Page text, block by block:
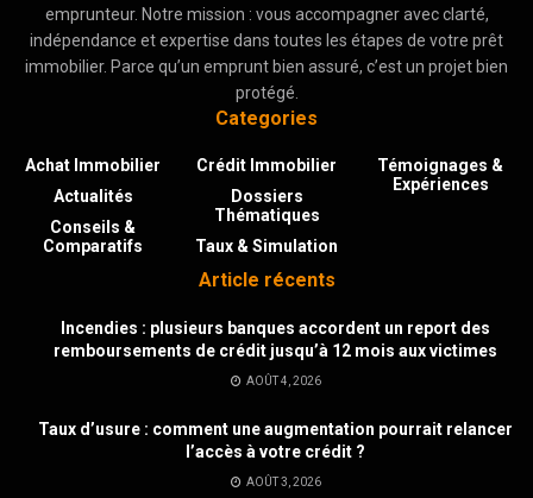
emprunteur. Notre mission : vous accompagner avec clarté,
indépendance et expertise dans toutes les étapes de votre prêt
immobilier. Parce qu’un emprunt bien assuré, c’est un projet bien
protégé.
Categories
Achat Immobilier
Actualités
Conseils &
Comparatifs
Crédit Immobilier
Dossiers
Thématiques
Taux & Simulation
Témoignages &
Expériences
Article récents
Incendies : plusieurs banques accordent un report des
remboursements de crédit jusqu’à 12 mois aux victimes
AOÛT 4, 2026
Taux d’usure : comment une augmentation pourrait relancer
l’accès à votre crédit ?
AOÛT 3, 2026